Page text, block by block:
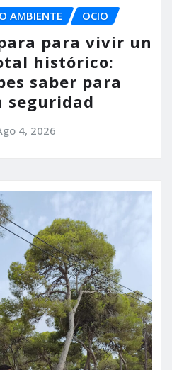
AMBIENTE OCIO
para vivir un
histórico:
saber para
4, 2026